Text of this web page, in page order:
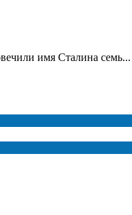
имя Сталина семь...